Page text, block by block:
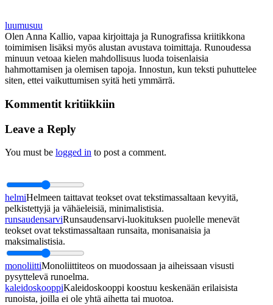
luumusuu
Olen Anna Kallio, vapaa kirjoittaja ja Runografissa kriitikkona
toimimisen lisäksi myös alustan avustava toimittaja. Runoudessa
minuun vetoaa kielen mahdollisuus luoda toisenlaisia
hahmottamisen ja olemisen tapoja. Innostun, kun teksti puhuttelee
siten, ettei vaikuttumisen syitä heti ymmärrä.
Kommentit kritiikkiin
Leave a Reply
You must be logged in to post a comment.
helmiHelmeen taittavat teokset ovat tekstimassaltaan kevyitä,
pelkistettyjä ja vähäeleisiä, minimalistisia.
runsaudensarviRunsaudensarvi-luokituksen puolelle menevät
teokset ovat tekstimassaltaan runsaita, monisanaisia ja
maksimalistisia.
monoliittiMonoliittiteos on muodossaan ja aiheissaan visusti
pysyttelevä runoelma.
kaleidoskooppiKaleidoskooppi koostuu keskenään erilaisista
runoista, joilla ei ole yhtä aihetta tai muotoa.